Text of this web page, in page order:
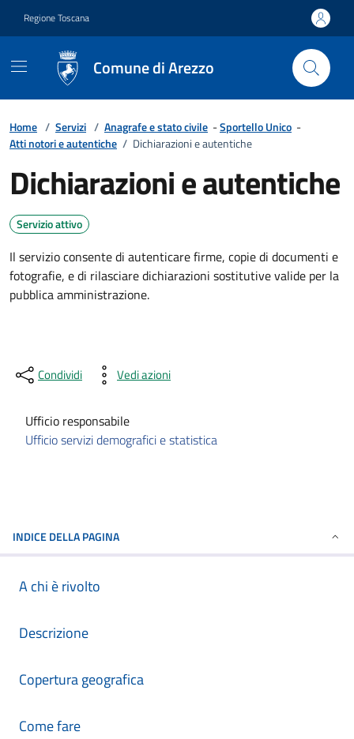
Regione Toscana
Comune di Arezzo
Home / Servizi / Anagrafe e stato civile -Sportello Unico -
Atti notori e autentiche / Dichiarazioni e autentiche
Dichiarazioni e autentiche
Servizio attivo
Il servizio consente di autenticare firme, copie di documenti e
fotografie, e di rilasciare dichiarazioni sostitutive valide per la
pubblica amministrazione.
Condividi Vedi azioni
Ufficio responsabile
Ufficio servizi demografici e statistica
INDICE DELLA PAGINA
A chi è rivolto
Descrizione
Copertura geografica
Come fare